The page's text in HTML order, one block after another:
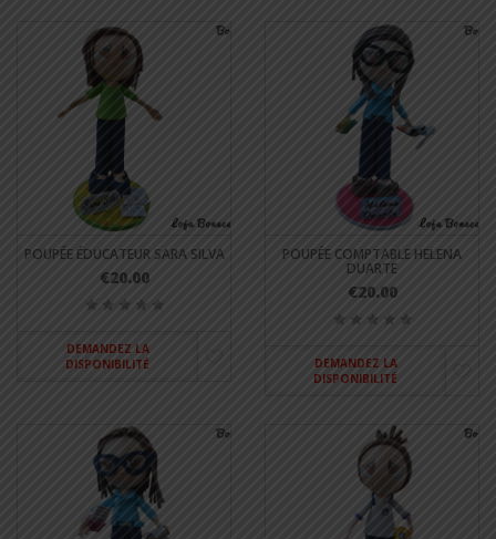
POUPÉE ÉDUCATEUR SARA SILVA
€20.00
DEMANDEZ LA
DISPONIBILITÉ
POUPÉE COMPTABLE HELENA
DUARTE
€20.00
DEMANDEZ LA
DISPONIBILITÉ